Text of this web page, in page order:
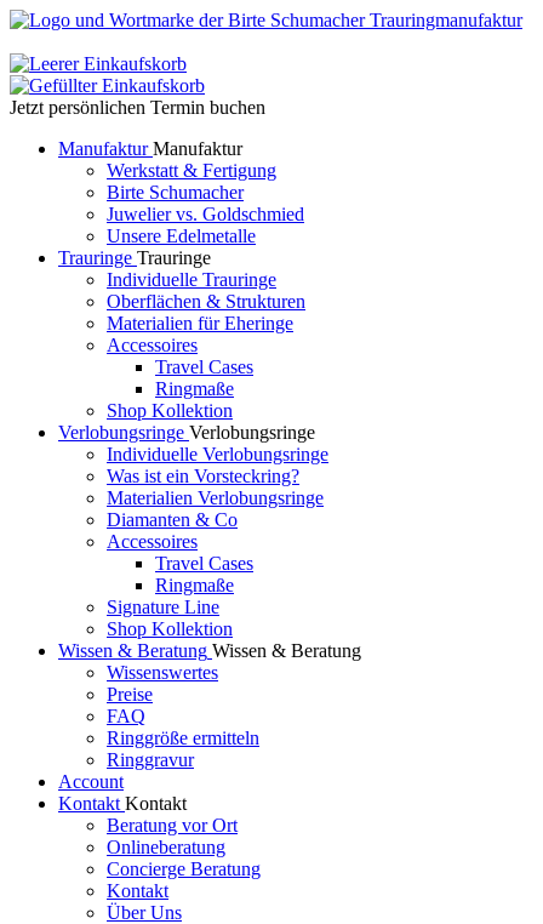
Jetzt persönlichen Termin buchen
Manufaktur Manufaktur
Werkstatt & Fertigung
Birte Schumacher
Juwelier vs. Goldschmied
Unsere Edelmetalle
Trauringe Trauringe
Individuelle Trauringe
Oberflächen & Strukturen
Materialien für Eheringe
Accessoires
Travel Cases
Ringmaße
Shop Kollektion
Verlobungsringe Verlobungsringe
Individuelle Verlobungsringe
Was ist ein Vorsteckring?
Materialien Verlobungsringe
Diamanten & Co
Accessoires
Travel Cases
Ringmaße
Signature Line
Shop Kollektion
Wissen & Beratung Wissen & Beratung
Wissenswertes
Preise
FAQ
Ringgröße ermitteln
Ringgravur
Account
Kontakt Kontakt
Beratung vor Ort
Onlineberatung
Concierge Beratung
Kontakt
Über Uns